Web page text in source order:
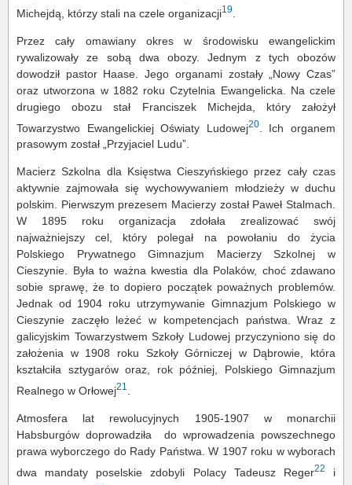
Michejdą, którzy stali na czele organizacji19
Przez cały omawiany okres w środowisku ewangelickim
rywalizowały ze sobą dwa obozy. Jednym z tych obozów
dowodził pastor Haase. Jego organami zostały „Nowy Czas”
oraz utworzona w 1882 roku Czytelnia Ewangelicka. Na czele
drugiego obozu stał Franciszek Michejda, który założył
Towarzystwo Ewangelickiej Oświaty Ludowej20. Ich organem
prasowym został „Przyjaciel Ludu”.
Macierz Szkolna dla Księstwa Cieszyńskiego przez cały czas
aktywnie zajmowała się wychowywaniem młodzieży w duchu
polskim. Pierwszym prezesem Macierzy został Paweł Stalmach.
W 1895 roku organizacja zdołała zrealizować swój
najważniejszy cel, który polegał na powołaniu do życia
Polskiego Prywatnego Gimnazjum Macierzy Szkolnej w
Cieszynie. Była to ważna kwestia dla Polaków, choć zdawano
sobie sprawę, że to dopiero początek poważnych problemów.
Jednak od 1904 roku utrzymywanie Gimnazjum Polskiego w
Cieszynie zaczęło leżeć w kompetencjach państwa. Wraz z
galicyjskim Towarzystwem Szkoły Ludowej przyczyniono się do
założenia w 1908 roku Szkoły Górniczej w Dąbrowie, która
kształciła sztygarów oraz, rok później, Polskiego Gimnazjum
Realnego w Orłowej21
Atmosfera lat rewolucyjnych 1905-1907 w monarchii
Habsburgów doprowadziła do wprowadzenia powszechnego
prawa wyborczego do Rady Państwa. W 1907 roku w wyborach
dwa mandaty poselskie zdobyli Polacy Tadeusz Reger22
i